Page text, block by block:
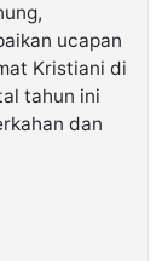
ucapan
Kristiani di
tahun ini
dan